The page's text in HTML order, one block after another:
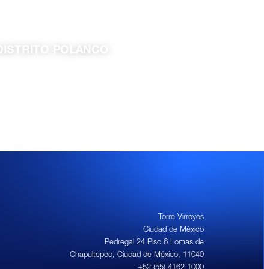
DISTRITO POLANCO
Torre Virreyes
Ciudad de México
Pedregal 24 Piso 6 Lomas de
Chapultepec, Ciudad de México, 11040